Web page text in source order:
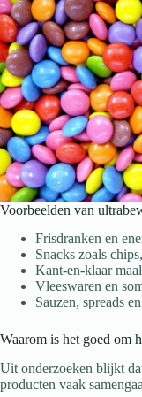
Voorbeelden van
Frisdranken en
Snacks zoals
Kant-en-klaar
Vleeswaren en
Sauzen, spreads
Waarom is het goed om
Uit onderzoeken blijkt
producten vaak